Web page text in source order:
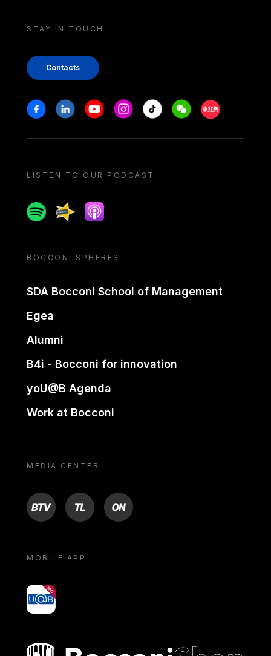
STAY IN TOUCH
Contacts
Stay in touch
FacebookLinkedinYoutubeInstagram
Tiktok WeechatXiaohongshu/
LISTEN TO OUR PODCAST
SpotifySpreakerApple podcast
BOCCONI SPHERES
SDA Bocconi School of Management
Egea
Alumni
B4i - Bocconi for innovation
yoU@B Agenda
Work at Bocconi
MEDIA CENTER
BTV TL ON
MOBILE APP
yoU@B
Bocconi shop